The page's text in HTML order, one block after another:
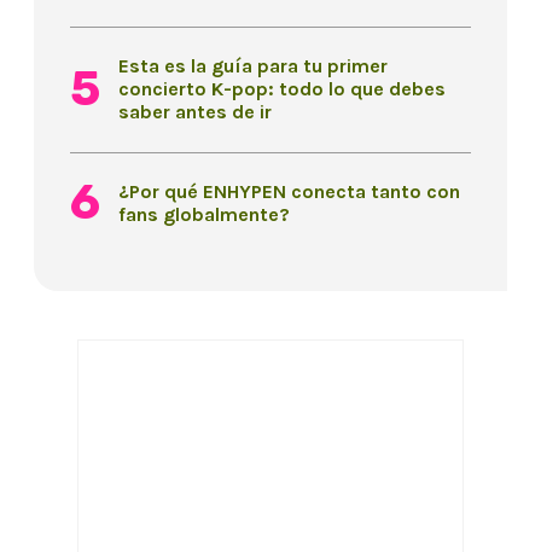
Esta es la guía para tu primer
concierto K-pop: todo lo que debes
saber antes de ir
¿Por qué ENHYPEN conecta tanto con
fans globalmente?